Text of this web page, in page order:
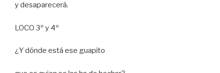
y desaparecerá.
LOCO 3º y 4º
¿Y dónde está ese guapito